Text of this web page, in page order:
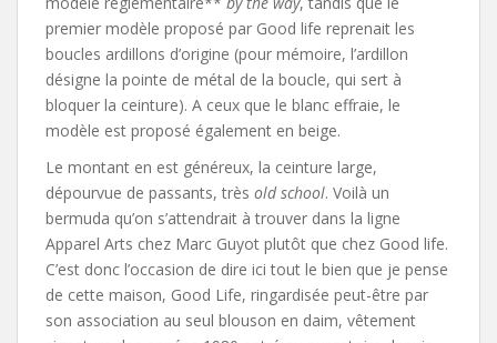
premier modèle proposé par Good life reprenait les
boucles ardillons d’origine (pour mémoire, l’ardillon
désigne la pointe de métal de la boucle, qui sert à
bloquer la ceinture). A ceux que le blanc effraie, le
modèle est proposé également en beige.
Le montant en est généreux, la ceinture large,
dépourvue de passants, très old school. Voilà un
bermuda qu’on s’attendrait à trouver dans la ligne
Apparel Arts chez Marc Guyot plutôt que chez Good life.
C’est donc l’occasion de dire ici tout le bien que je pense
de cette maison, Good Life, ringardisée peut-être par
son association au seul blouson en daim, vêtement